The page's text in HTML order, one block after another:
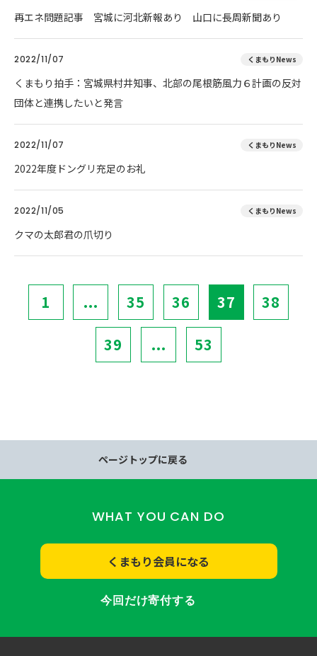
再エネ問題記事 宮城に河北新報あり 山口に長周新聞あり
2022/11/07 くまもりNews
くまもり拍手：宮城県村井知事、北部の尾根筋風力６計画の反対
団体と連携したいと発言
2022/11/07 くまもりNews
2022年度ドングリ充足のお礼
2022/11/05 くまもりNews
クマの太郎君の爪切り
1 ... 35 36 37 38
39 ... 53
ページトップに戻る
WHAT YOU CAN DO
くまもり会員になる
今回だけ寄付する